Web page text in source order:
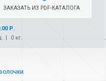
ЗАКАЗАТЬ ИЗ PDF-КАТАЛОГА
Р.
0 кг.